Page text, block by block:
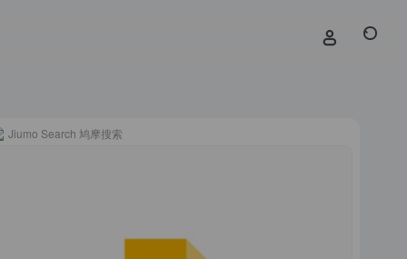
Jiumo Search 鸠摩搜索